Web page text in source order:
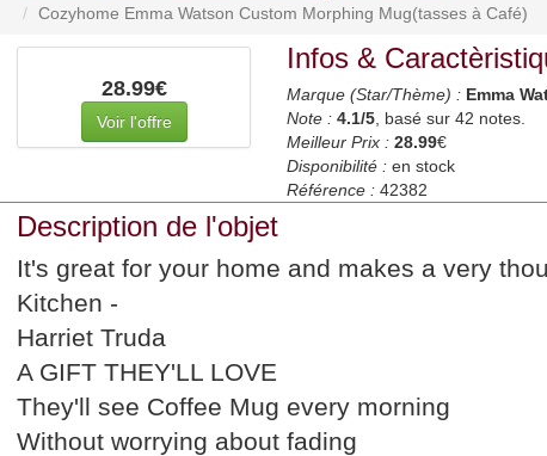
Cozyhome Emma Watson Custom Morphing Mug(tasses à Café)
28.99€
Voir l'offre
Infos &
Marque (Star/Thème) : Emma
Note : 4.1/5, basé sur 42 notes.
Meilleur Prix : 28.99€
Disponibilité : en stock
Référence : 42382
Description de l'objet
It's great for your home and makes a very
Kitchen -
Harriet Truda
A GIFT THEY'LL LOVE
They'll see Coffee Mug every morning
Without worrying about fading